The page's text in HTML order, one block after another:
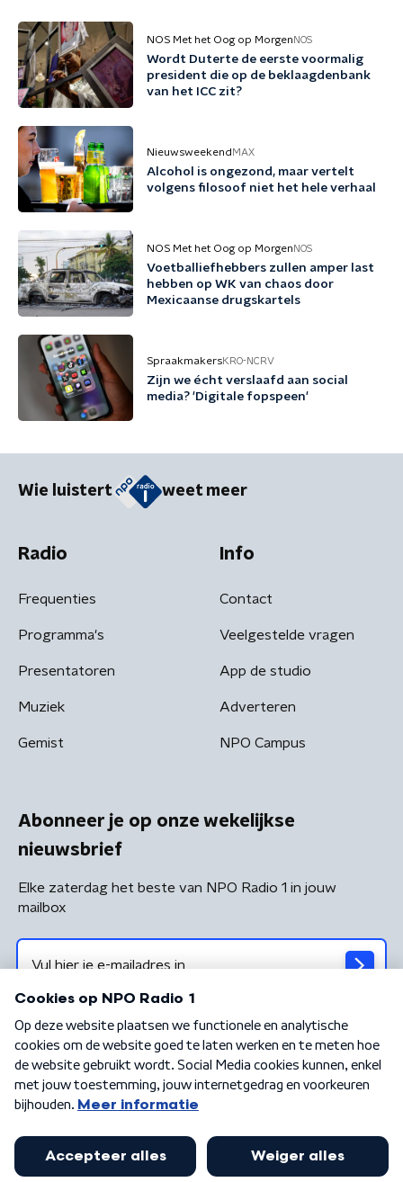
NOS Met het Oog op Morgen NOS
Wordt Duterte de eerste voormalig
president die op de beklaagdenbank
van het ICC zit?
Nieuwsweekend MAX
Alcohol is ongezond, maar vertelt
volgens filosoof niet het hele verhaal
NOS Met het Oog op Morgen NOS
Voetballiefhebbers zullen amper last
hebben op WK van chaos door
Mexicaanse drugskartels
SpraakmakersKRO-NCRV
Zijn we écht verslaafd aan social
media? 'Digitale fopspeen'
Wie luistert weet meer
Radio
Frequenties
Programma's
Presentatoren
Muziek
Gemist
Info
Contact
Veelgestelde vragen
App de studio
Adverteren
NPO Campus
Abonneer je op onze wekelijkse
nieuwsbrief
Elke zaterdag het beste van NPO Radio 1 in jouw
mailbox
Algemene voorwaarden